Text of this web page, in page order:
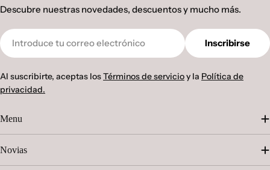
Descubre nuestras novedades, descuentos y mucho más.
Correo
electrónico
Inscribirse
Al suscribirte, aceptas losTérminos de servicioy la Política de
privacidad.
Menu
Novias